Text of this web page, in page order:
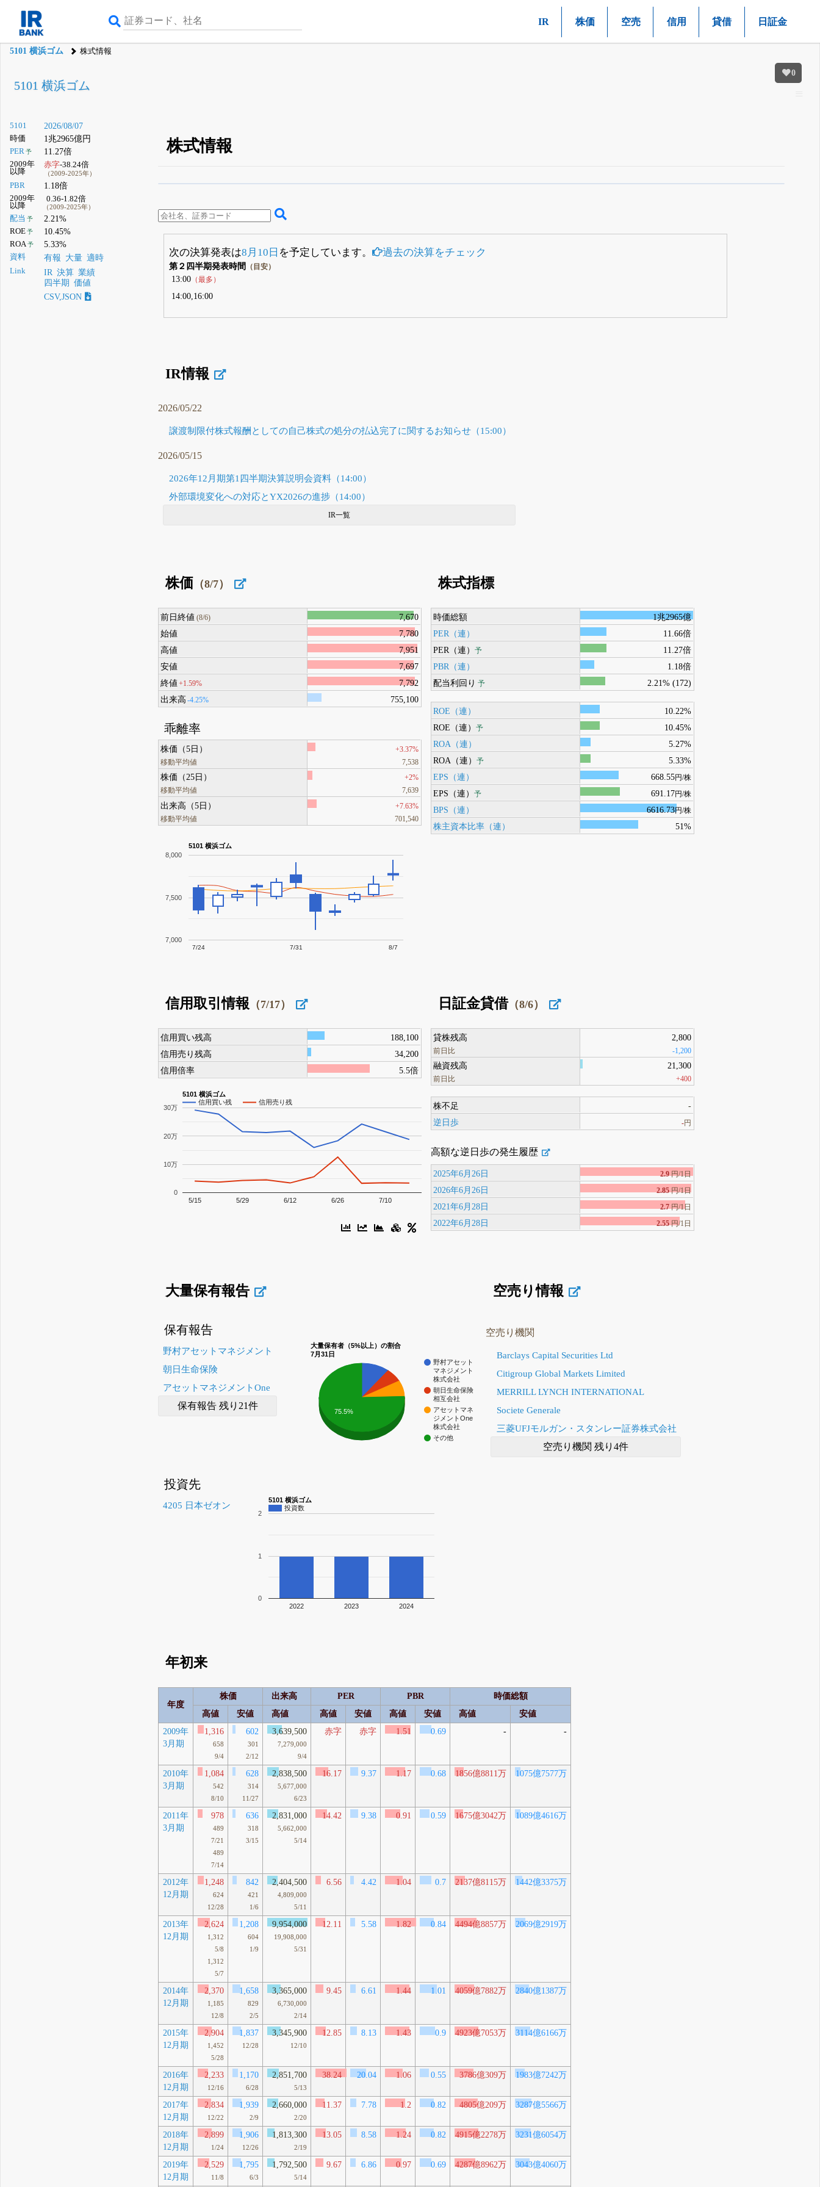
IR 株価 空売 信用 貸借 日証金
5101 横浜ゴム 株式情報
0
5101 横浜ゴム
5101 2026/08/07
時価 1兆2965億円
PER予 11.27倍
2009年
以降
赤字-38.24倍
（2009-2025年）
PBR 1.18倍
2009年
以降
0.36-1.82倍
（2009-2025年）
配当 予 2.21%
ROE予 10.45%
ROA 予 5.33%
資料 有報 大量 適時
Link IR 決算 業績
四半期 価値
CSV,JSON
株式情報
無料でβ版をはじめる
次の決算発表は8月10日 を予定しています。 過去の決算をチェック
第２四半期発表時間 （目安）
13:00（最多）
14:00,16:00
IR情報
2026/05/22
譲渡制限付株式報酬としての自己株式の処分の払込完了に関するお知らせ（15:00）
2026/05/15
2026年12月期第1四半期決算説明会資料（14:00）
外部環境変化への対応とYX2026の進捗（14:00）
IR一覧
株価 （8/7）
前日終値 (8/6)
7,670
始値
7,780
高値
7,951
安値
7,697
終値 +1.59%
7,792
出来高 -4.25% 755,100
乖離率
株価（5日）
移動平均値
+3.37%
7,538
株価（25日）
移動平均値
+2%
7,639
出来高（5日）
移動平均値
+7.63%
701,540
5101 横浜ゴム
7/24 7/31 8/7
7,000
7,500
8,000
株式指標
時価総額
1兆2965億
PER（連）
11.66倍
PER（連）予
11.27倍
PBR（連）
1.18倍
配当利回り 予 2.21% (172)
ROE（連）
10.22%
ROE（連）予
10.45%
ROA（連）
5.27%
ROA（連）予
5.33%
EPS（連）
668.55円/株
EPS（連）予 691.17円/株
BPS（連） 6616.73円/株
株主資本比率（連） 51%
信用取引情報 （7/17）
信用買い残高
188,100
信用売り残高
34,200
信用倍率
5.5倍
5101 横浜ゴム
信用買い残
信用売り残
5/15 5/29 6/12 6/26 7/10
0
10万
20万
30万
日証金貸借（8/6）
貸株残高
前日比
2,800
-1,200
融資残高
前日比
21,300
+400
株不足
-
逆日歩
-円
高額な逆日歩の発生履歴
2025年6月26日 2.9 円/1日
2026年6月26日 2.85 円/1日
2021年6月28日 2.7 円/1日
2022年6月28日 2.55 円/1日
大量保有報告
保有報告
野村アセットマネジメント
朝日生命保険
アセットマネジメントOne
保有報告 残り21件
大量保有者（5%以上）の割合
7月31日
野村アセット
マネジメント
株式会社
朝日生命保険
相互会社
アセットマネ
ジメントOne
株式会社
その他
75.5%
投資先
4205 日本ゼオン
5101 横浜ゴム
投資数
2022 2023 2024
0
1
2
空売り情報
空売り機関
Barclays Capital Securities Ltd
Citigroup Global Markets Limited
MERRILL LYNCH INTERNATIONAL
Societe Generale
三菱UFJモルガン・スタンレー証券株式会社
空売り機関 残り4件
年初来
年度
株価 出来高 PER PBR
時価総額
高値
安値 高値 高値 安値 高値 安値 高値
安値
2009年
3月期
1,316
658
9/4
602
301
2/12
3,639,500
7,279,000
9/4
赤字 赤字 1.51 0.69 - -
2010年
3月期
1,084
542
8/10
628
314
11/27
2,838,500
5,677,000
6/23
16.17 9.37 1.17 0.68 1856億8811万 1075億7577万
2011年
3月期
978
489
7/21
489
7/14
636
318
3/15
2,831,000
5,662,000
5/14
14.42 9.38 0.91 0.59 1675億3042万 1089億4616万
2012年
12月期
1,248
624
12/28
842
421
1/6
2,404,500
4,809,000
5/11
6.56 4.42 1.04 0.7 2137億8115万 1442億3375万
2013年
12月期
2,624
1,312
5/8
1,312
5/7
1,208
604
1/9
9,954,000
19,908,000
5/31
12.11 5.58 1.82 0.84 4494億8857万 2069億2919万
2014年
12月期
2,370
1,185
12/8
1,658
829
2/5
3,365,000
6,730,000
2/14
9.45 6.61 1.44 1.01 4059億7882万 2840億1387万
2015年
12月期
2,904
1,452
5/28
1,837
12/28
3,345,900
12/10
12.85 8.13 1.43 0.9 4923億7053万 3114億6166万
2016年
12月期
2,233
12/16
1,170
6/28
2,851,700
5/13
38.24 20.04 1.06 0.55 3786億309万 1983億7242万
2017年
12月期
2,834
12/22
1,939
2/9
2,660,000
2/20
11.37 7.78 1.2 0.82 4805億209万 3287億5566万
2018年
12月期
2,899
1/24
1,906
12/26
1,813,300
2/19
13.05 8.58 1.24 0.82 4915億2278万 3231億6054万
2019年
12月期
2,529
11/8
1,795
6/3
1,792,500
5/14
9.67 6.86 0.97 0.69 4287億8962万 3043億4060万